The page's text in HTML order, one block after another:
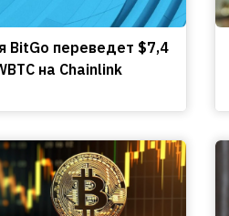
BitGo переведет $7,4
на Chainlink